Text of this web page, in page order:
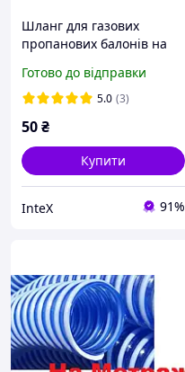
Шланг для газових
пропанових балонів на
Кисневий Армований
ниткою
Готово до відправки
5.0 (3)
50₴
Купити
InteX 91%